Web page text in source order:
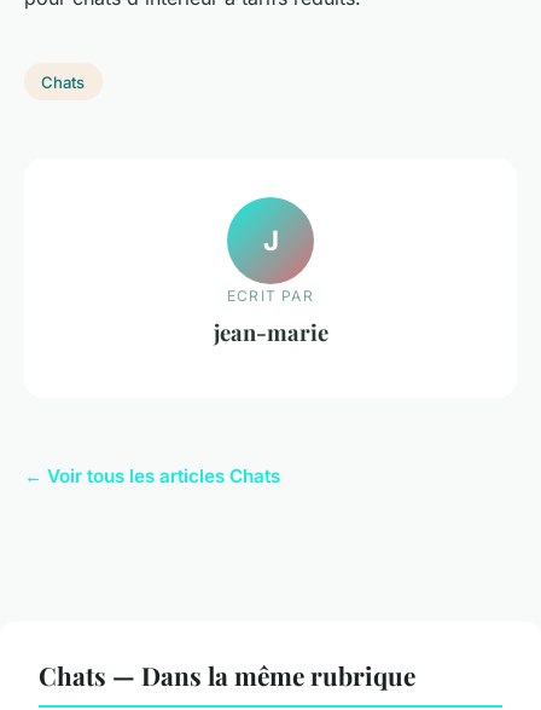
Chats
J
ECRIT PAR
jean-marie
← Voir tous les articles Chats
Chats — Dans la même rubrique